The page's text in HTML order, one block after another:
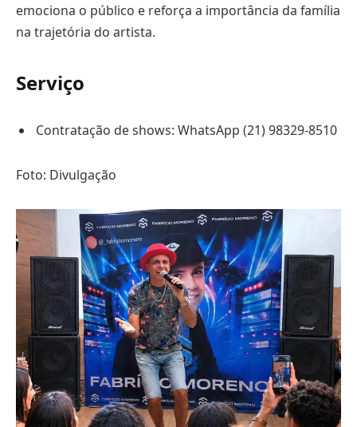
emociona o público e reforça a importância da família
na trajetória do artista.
Serviço
Contratação de shows: WhatsApp (21) 98329-8510
Foto: Divulgação